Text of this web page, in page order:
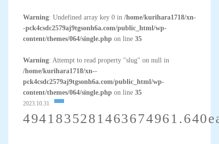
Warning: Undefined array key 0 in /home/kurihara1718/xn-
-pck4csdc2579aj9tgsonh6a.com/public_html/wp-
content/themes/064/single.phpon line 35
Warning: Attempt to read property "slug" on null in
/home/kurihara1718/xn--
pck4csdc2579aj9tgsonh6a.com/public_html/wp-
content/themes/064/single.phpon line 35
2023.10.31